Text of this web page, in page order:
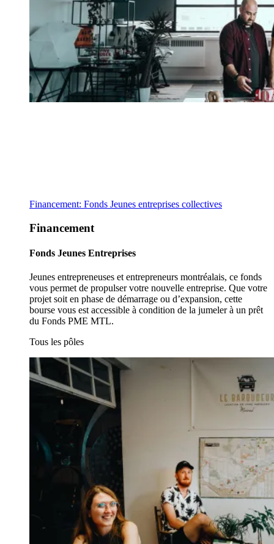
Financement: Fonds Jeunes entreprises collectives
Financement
Fonds Jeunes Entreprises
Jeunes entrepreneuses et entrepreneurs montréalais, ce fonds
vous permet de propulser votre nouvelle entreprise. Que votre
projet soit en phase de démarrage ou d’expansion, cette
bourse vous est accessible à condition de la jumeler à un prêt
du Fonds PME MTL.
Tous les pôles